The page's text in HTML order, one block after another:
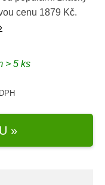
cenu 1879 Kč.
> 5 ks
»